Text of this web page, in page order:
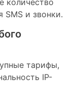
SMS и звонки.
тарифы,
IP-